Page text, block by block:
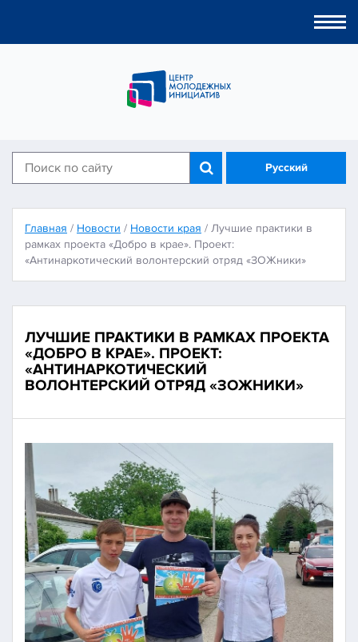
Русский
Главная / Новости / Новости края / Лучшие практики в
рамках проекта «Добро в крае». Проект:
«Антинаркотический волонтерский отряд «ЗОЖники»
ЛУЧШИЕ ПРАКТИКИ В РАМКАХ ПРОЕКТА
«ДОБРО В КРАЕ». ПРОЕКТ:
«АНТИНАРКОТИЧЕСКИЙ
ВОЛОНТЕРСКИЙ ОТРЯД «ЗОЖНИКИ»